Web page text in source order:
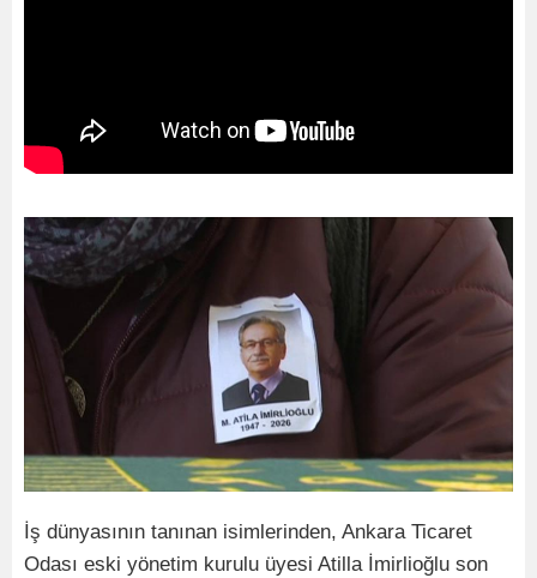
İş dünyasının tanınan isimlerinden, Ankara Ticaret
Odası eski yönetim kurulu üyesi Atilla İmirlioğlu son